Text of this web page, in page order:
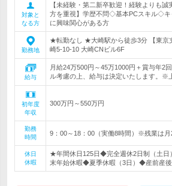
対象と
なる方
【未経験・第二新卒歓迎！経験よりも
方を重視】学歴不問◇基本PCスキル◇キ
に興味関心がある方
勤務地
★転勤なし ★大崎駅から徒歩3分 【東京
崎5-10-10 大崎CNビル6F
給与
月給24万500円～45万1000円＋賞与年2
ル考慮の上、給与は決定いたします。※
初年度
年収
300万円～550万円
勤務
時間
9：00～18：00（実働8時間）※残業は月
休日
休暇
★年間休日125日◆完全週休2日制（土
末年始休暇◆夏季休暇（3日）◆産前産